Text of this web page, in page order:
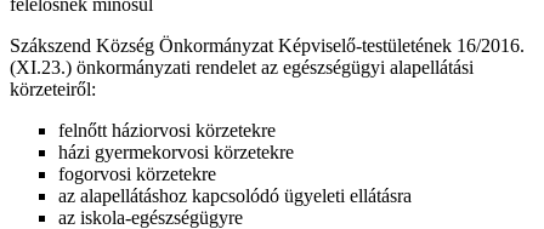
Szákszend Község Önkormányzat Képviselő-testületének 16/2016.
(XI.23.) önkormányzati rendelet az egészségügyi alapellátási
körzeteiről:
felnőtt háziorvosi körzetekre
házi gyermekorvosi körzetekre
fogorvosi körzetekre
az alapellátáshoz kapcsolódó ügyeleti ellátásra
az iskola-egészségügyre